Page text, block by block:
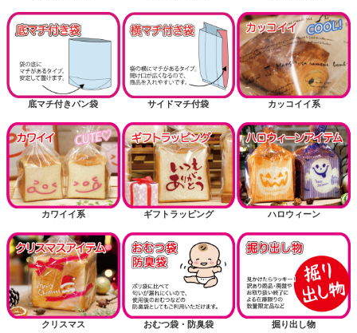
底マチ付きパン袋 サイドマチ付袋 カッコイイ系
カワイイ系 ギフトラッピング ハロウィーン
クリスマス おむつ袋・防臭袋 掘り出し物